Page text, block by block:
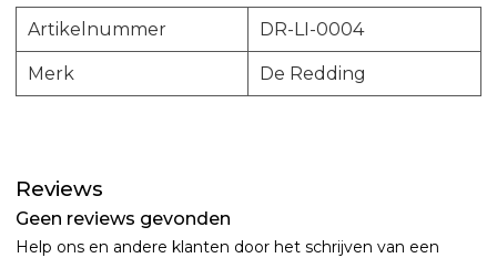
Artikelnummer DR-LI-0004
Merk De Redding
Reviews
Geen reviews gevonden
Help ons en andere klanten door het schrijven van een